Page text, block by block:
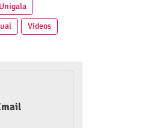
Unigala
Vídeos